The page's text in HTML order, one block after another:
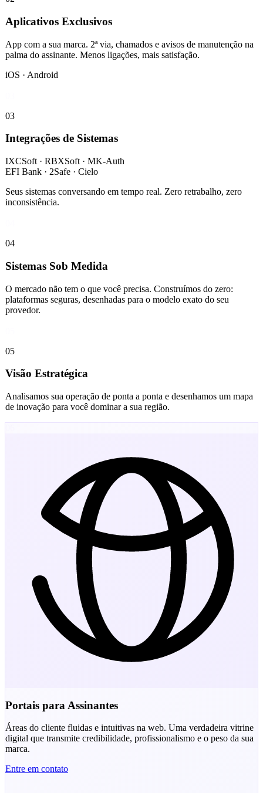
Aplicativos Exclusivos
App com a sua marca. 2ª via, chamados e avisos de manutenção na
palma do assinante. Menos ligações, mais satisfação.
iOS · Android
03
Integrações de Sistemas
IXCSoft · RBXSoft · MK-Auth
EFI Bank · 2Safe · Cielo
Seus sistemas conversando em tempo real. Zero retrabalho, zero
inconsistência.
04
Sistemas Sob Medida
O mercado não tem o que você precisa. Construímos do zero:
plataformas seguras, desenhadas para o modelo exato do seu
provedor.
05
Visão Estratégica
Analisamos sua operação de ponta a ponta e desenhamos um mapa
de inovação para você dominar a sua região.
Portais para Assinantes
Áreas do cliente fluidas e intuitivas na web. Uma verdadeira vitrine
digital que transmite credibilidade, profissionalismo e o peso da sua
marca.
Entre em contato